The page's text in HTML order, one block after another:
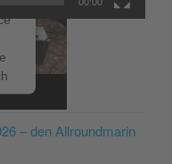
– den Allroundmarin